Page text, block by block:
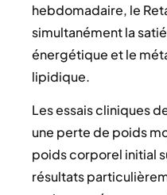
hebdomadaire, le
simultanément la
énergétique et le
lipidique.
Les essais cliniques
une perte de poids
poids corporel initial
résultats